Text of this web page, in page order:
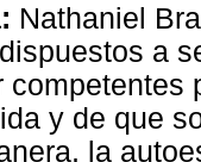
Nathaniel
a
competentes
y de que
la